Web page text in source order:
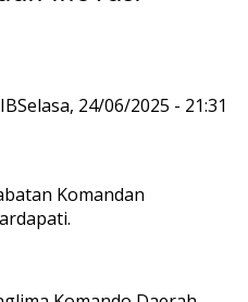
Selasa, 24/06/2025 - 21:31
Komandan